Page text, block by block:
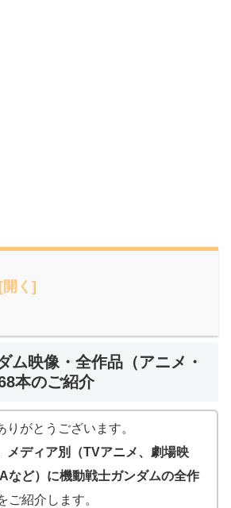
ム映像・全作品（アニメ・
本のご紹介
りがとうございます。
メディア別（TVアニメ、劇場映
など）に機動戦士ガンダムの全作
ご紹介します。